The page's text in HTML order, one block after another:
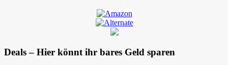
Deals – Hier könnt ihr bares Geld sparen